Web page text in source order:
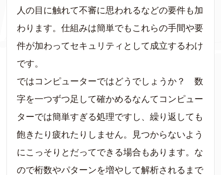
人の目に触れて不審に思われるなどの要件も加
わります。仕組みは簡単でもこれらの手間や要
件が加わってセキュリティとして成立するわけ
です。
ではコンピューターではどうでしょうか？ 数
字を一つずつ足して確かめるなんてコンピュー
ターでは簡単すぎる処理ですし、繰り返しても
飽きたり疲れたりしません。見つからないよう
にこっそりとだってできる場合もあります。な
ので桁数やパターンを増やして解析されるまで